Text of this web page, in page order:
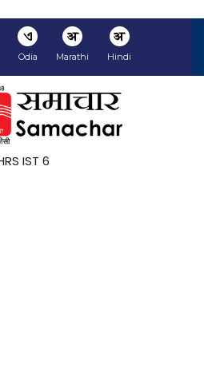
अ
Hindi
अ
Marathi
ଏ
Odia
6 Aug 2026, 13:20 HRS IST